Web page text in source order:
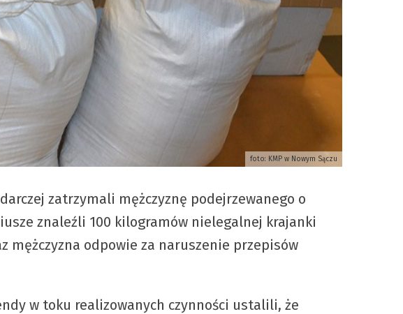
foto: KMP w Nowym Sączu
zatrzymali mężczyznę podejrzewanego o
znaleźli 100 kilogramów nielegalnej krajanki
mężczyzna odpowie za naruszenie przepisów
w toku realizowanych czynności ustalili, że